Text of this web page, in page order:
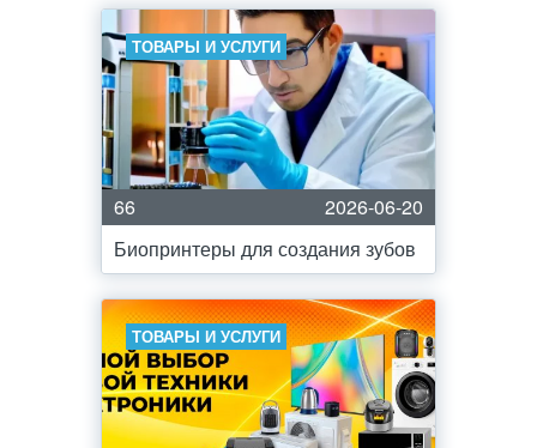
ТОВАРЫ И УСЛУГИ
66
2026-06-20
Биопринтеры для создания зубов
ТОВАРЫ И УСЛУГИ